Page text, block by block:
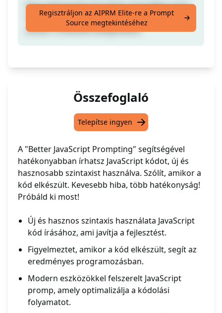
Írjon jobb JavaScript kódot, használjon új és
hasznosabb szintaxist, és tájékoztassa,
amikor a kódolás befejeződött.
Regisztráljon az AIPRM Elite-re a Prompt
Source megtekintéséhez
Összefoglaló
Telepítse ingyen
A "Better JavaScript Prompting" segítségével
hatékonyabban írhatsz JavaScript kódot, új és
hasznosabb szintaxist használva. Szólít, amikor a
kód elkészült. Kevesebb hiba, több hatékonyság!
Próbáld ki most!
Új és hasznos szintaxis használata JavaScript
kód írásához, ami javítja a fejlesztést.
Figyelmeztet, amikor a kód elkészült, segít az
eredményes programozásban.
Modern eszközökkel felszerelt JavaScript
promp, amely optimalizálja a kódolási
folyamatot.